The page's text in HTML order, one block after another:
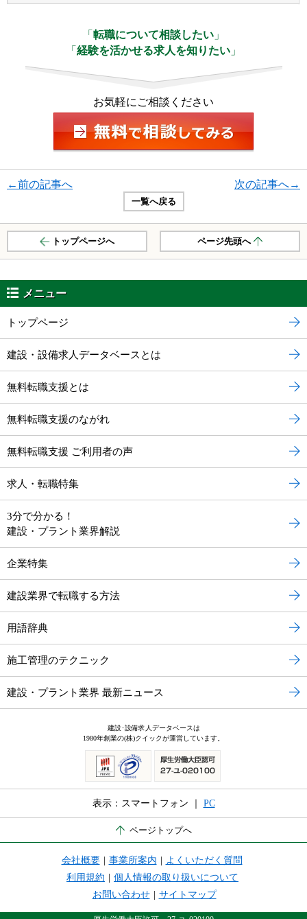
「 転職について相談したい 」
「 経験を活かせる求人を知りたい 」
お気軽にご相談ください
←前の記事へ 次の記事へ→
一覧へ戻る
トップページへ ページ先頭へ
メニュー
トップページ
建設・設備求人データベースとは
無料転職支援とは
無料転職支援のながれ
無料転職支援 ご利用者の声
求人・転職特集
3分で分かる！
建設・プラント業界解説
企業特集
建設業界で転職する方法
用語辞典
施工管理のテクニック
建設・プラント業界 最新ニュース
建設･設備求人データベースは
1980年創業の(株)クイックが運営しています。
表示：スマートフォン ｜ PC
ページトップへ
会社概要 事業所案内
よくいただく質問
利用規約
個人情報の取り扱いについて
お問い合わせ
サイトマップ